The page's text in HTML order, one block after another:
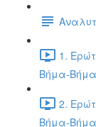
1.
Βήμα-
2.
Βήμα-